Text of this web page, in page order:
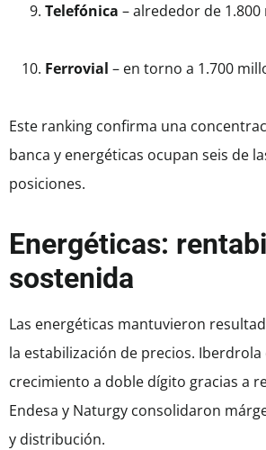
Telefónica – alrededor de
Ferrovial – en torno a 1.700
Este ranking confirma una
banca y energéticas ocupan seis de
posiciones.
Energéticas:
sostenida
Las energéticas mantuvieron
la estabilización de precios. Iberdrola
crecimiento a doble dígito gracias a
Endesa y Naturgy consolidaron
y distribución.